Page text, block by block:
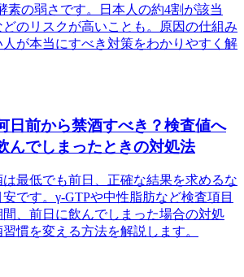
素の弱さです。日本人の約4割が該当
のリスクが高いことも。原因の仕組み
が本当にすべき対策をわかりやすく解
日前から禁酒すべき？検査値へ
んでしまったときの対処法
最低でも前日、正確な結果を求めるな
です。γ-GTPや中性脂肪など検査項目
、前日に飲んでしまった場合の対処
慣を変える方法を解説します。